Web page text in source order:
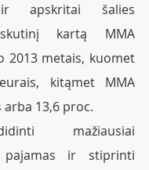
apskritai šalies
kartą MMA
2013 metais, kuomet
kitąmet MMA
arba 13,6 proc.
mažiausiai
pajamas ir stiprinti